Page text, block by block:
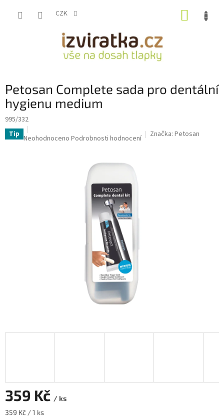
CZK
Petosan Complete sada pro dentální
hygienu medium
995/332
Tip Průměrné
Neohodnoceno Podrobnosti hodnocení Značka: Petosan
359 Kč / ks
Měrná
359 Kč / 1 ks